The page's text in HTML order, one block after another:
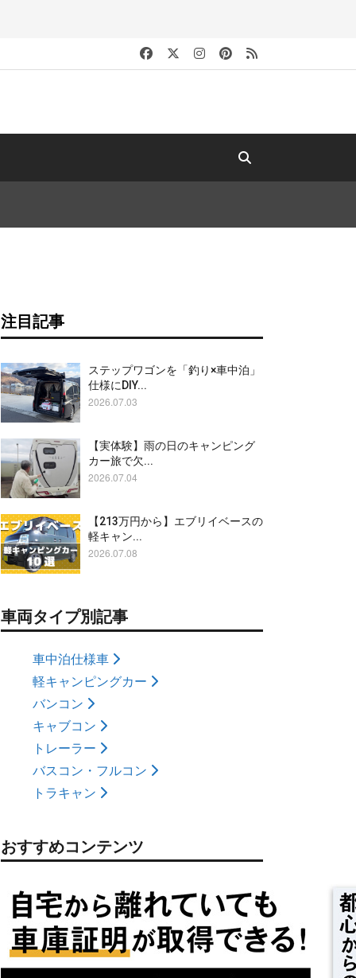
注目記事
ステップワゴンを「釣り×車中泊」
仕様にDIY...
2026.07.03
【実体験】雨の日のキャンピング
カー旅で欠...
2026.07.04
【213万円から】エブリイベースの
軽キャン...
2026.07.08
車両タイプ別記事
車中泊仕様車
軽キャンピングカー
バンコン
キャブコン
トレーラー
バスコン・フルコン
トラキャン
おすすめコンテンツ